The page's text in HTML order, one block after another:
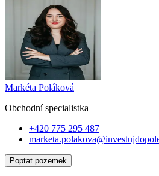
Markéta Poláková
Obchodní specialistka
+420 775 295 487
Poptat pozemek